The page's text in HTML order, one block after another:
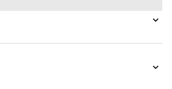
cui la stampa ispirata alla natura